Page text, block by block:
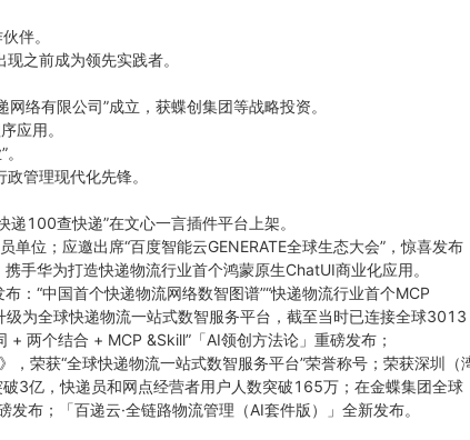
伴。
之前成为领先实践者。
络有限公司”成立，获蝶创集团等战略投资。
应用。
管理现代化先锋。
100查快递”在文心一言插件平台上架。
位；应邀出席“百度智能云GENERATE全球生态大会”，惊喜发布
手华为打造快递物流行业首个鸿蒙原生ChatUI商业化应用。
“中国首个快递物流网络数智图谱”“快递物流行业首个MCP
为全球快递物流一站式数智服务平台，截至当时已连接全球3013
两个结合 + MCP &Skill”「AI领创方法论」重磅发布；
荣获“全球快递物流一站式数智服务平台”荣誉称号；荣获深圳（
3亿，快递员和网点经营者用户人数突破165万；在金蝶集团全球
布；「百递云·全链路物流管理（AI套件版）」全新发布。